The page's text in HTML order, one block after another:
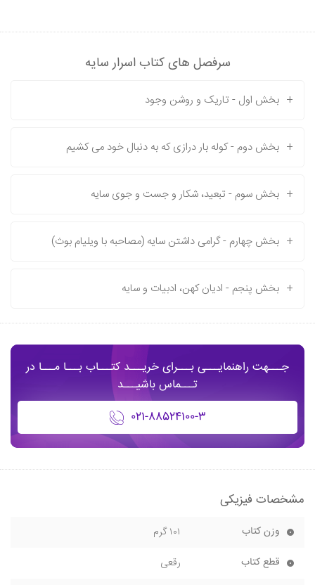
سرفصل های کتاب اسرار سایه
+ بخش اول - تاریک و روشن وجود
+ بخش دوم - کوله بار درازی که به دنبال خود می کشیم
+ بخش سوم - تبعید، شکار و جست و جوی سایه
+ بخش چهارم - گرامی داشتن سایه (مصاحبه با ویلیام بوث)
+ بخش پنجم - ادیان کهن، ادبیات و سایه
جـــهت راهنمایـــی بـــرای خریـــد کتـــاب بـــا مـــا در
تـــماس باشیـــد
۰۲۱-۸۸۵۲۴۱۰۰-۳
مشخصات فیزیکی
وزن کتاب ۱۰۱ گرم
قطع کتاب رقعی